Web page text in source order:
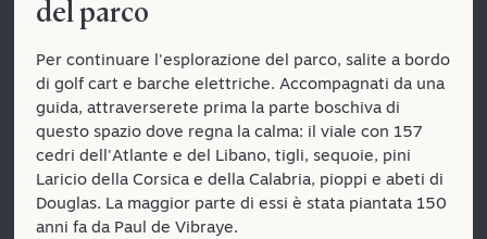
del parco
Per continuare l'esplorazione del parco, salite a bordo
di golf cart e barche elettriche. Accompagnati da una
guida, attraverserete prima la parte boschiva di
questo spazio dove regna la calma: il viale con 157
cedri dell'Atlante e del Libano, tigli, sequoie, pini
Laricio della Corsica e della Calabria, pioppi e abeti di
Douglas. La maggior parte di essi è stata piantata 150
anni fa da Paul de Vibraye.